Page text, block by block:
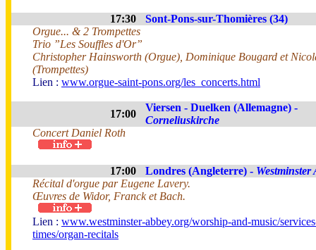
17:30
Sont-Pons-sur-Thomières (34)
Orgue... & 2 Trompettes
Trio ”Les Souffles d'Or”
Christopher Hainsworth (Orgue), Dominique Bougard et
(Trompettes)
Lien : www.orgue-saint-pons.org/les_concerts.html
17:00
Viersen - Duelken (Allemagne) -
Corneliuskirche
Concert Daniel Roth
17:00 Londres (Angleterre) - Westminster
Récital d'orgue par Eugene Lavery.
Œuvres de Widor, Franck et Bach.
Lien : www.westminster-abbey.org/worship-and-music/
times/organ-recitals